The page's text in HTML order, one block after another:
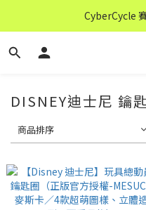
CyberCycle
CyberCycle
↖ 全館消
DISNEY迪士尼 鑰
商品排序